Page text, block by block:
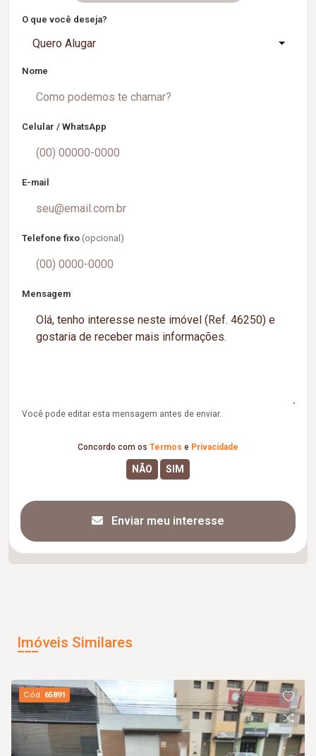
O que você deseja?
Quero Alugar
Nome
Celular / WhatsApp
E-mail
Telefone fixo (opcional)
Mensagem
Você pode editar esta mensagem antes de enviar.
Concordo com os Termos e Privacidade
Enviar meu interesse
Imóveis Similares
Cód. 65891